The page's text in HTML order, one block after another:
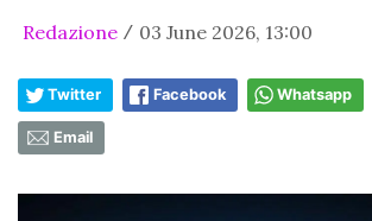
Redazione / 03 June 2026, 13:00
Twitter Facebook Whatsapp
Email